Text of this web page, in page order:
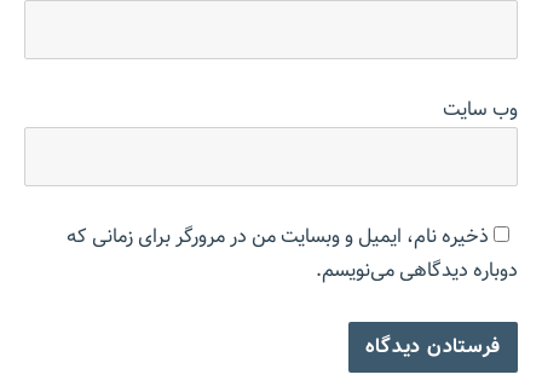
وب‌ سایت
ذخیره نام، ایمیل و وبسایت من در مرورگر برای زمانی که
دوباره دیدگاهی می‌نویسم.